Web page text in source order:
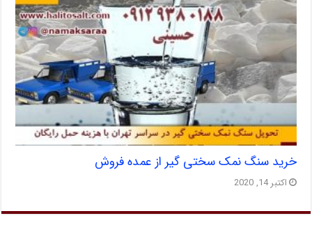
خرید سنگ نمک سختی گیر از عمده فروش
اکتبر 14, 2020